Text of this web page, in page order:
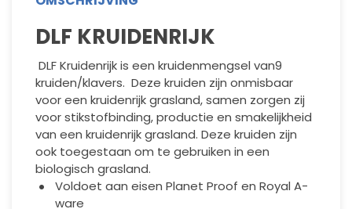
DLF KRUIDENRIJK
DLF Kruidenrijk is een kruidenmengsel van9
kruiden/klavers. Deze kruiden zijn onmisbaar
voor een kruidenrijk grasland, samen zorgen zij
voor stikstofbinding, productie en smakelijkheid
van een kruidenrijk grasland. Deze kruiden zijn
ook toegestaan om te gebruiken in een
biologisch grasland.
Voldoet aan eisen Planet Proof en Royal A-
ware